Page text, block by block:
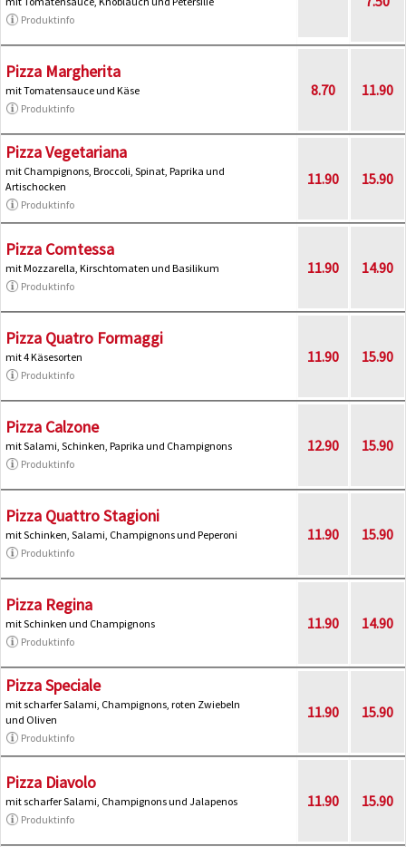
Produktinfo
Pizza Margherita
mit Tomatensauce und Käse
Produktinfo
8.70 11.90
Pizza Vegetariana
mit Champignons, Broccoli, Spinat, Paprika und
Artischocken
Produktinfo
11.90 15.90
Pizza Comtessa
mit Mozzarella, Kirschtomaten und Basilikum
Produktinfo
11.90 14.90
Pizza Quatro Formaggi
mit 4 Käsesorten
Produktinfo
11.90 15.90
Pizza Calzone
mit Salami, Schinken, Paprika und Champignons
Produktinfo
12.90 15.90
Pizza Quattro Stagioni
mit Schinken, Salami, Champignons und Peperoni
Produktinfo
11.90 15.90
Pizza Regina
mit Schinken und Champignons
Produktinfo
11.90 14.90
Pizza Speciale
mit scharfer Salami, Champignons, roten Zwiebeln
und Oliven
Produktinfo
11.90 15.90
Pizza Diavolo
mit scharfer Salami, Champignons und Jalapenos
Produktinfo
11.90 15.90